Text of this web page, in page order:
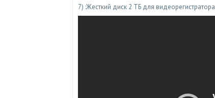
7) :Жесткий диск 2 ТБ для видеорегистратора